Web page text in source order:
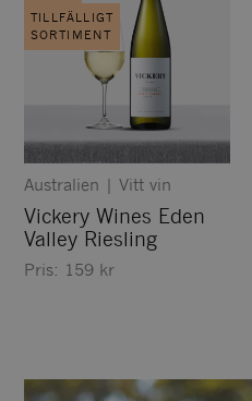
TILLFÄLLIGT
SORTIMENT
Australien |Vitt vin
Vickery Wines Eden
Valley Riesling
Pris: 159 kr